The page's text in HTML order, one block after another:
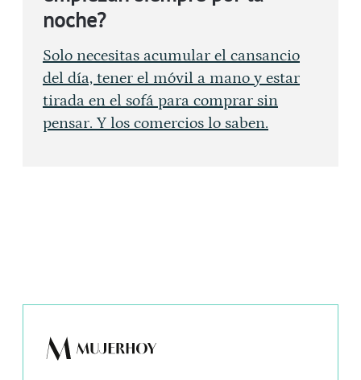
noche?
Solo necesitas acumular el cansancio
del día, tener el móvil a mano y estar
tirada en el sofá para comprar sin
pensar. Y los comercios lo saben.